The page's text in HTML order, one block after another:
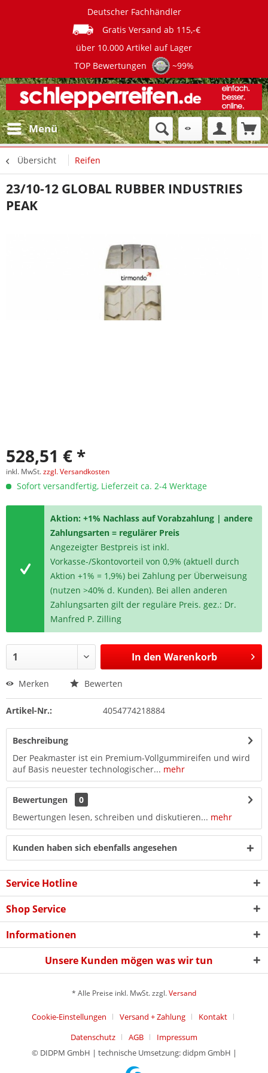
Deutscher Fachhändler
Gratis Versand ab 115,-€
über 10.000 Artikel auf Lager
TOP Bewertungen
~99%
Menü
Übersicht Reifen
23/10-12 GLOBAL RUBBER INDUSTRIES
PEAK
528,51 € *
inkl. MwSt.zzgl. Versandkosten
Sofort versandfertig, Lieferzeit ca. 2-4 Werktage
Aktion: +1% Nachlass auf Vorabzahlung | andere
Zahlungsarten = regulärer Preis
Angezeigter Bestpreis ist inkl.
Vorkasse-/Skontovorteil von 0,9% (aktuell durch
Aktion +1% = 1,9%) bei Zahlung per Überweisung
(nutzen >40% d. Kunden). Bei allen anderen
Zahlungsarten gilt der reguläre Preis. gez.: Dr.
Manfred P. Zilling
In den Warenkorb
Merken Bewerten
Artikel-Nr.: 4054774218884
Beschreibung
Der Peakmaster ist ein Premium-Vollgummireifen und wird
auf Basis neuester technologischer... mehr
Bewertungen
0
Bewertungen lesen, schreiben und diskutieren... mehr
Kunden haben sich ebenfalls angesehen
Service Hotline
Shop Service
Informationen
Unsere Kunden mögen was wir tun
* Alle Preise inkl. MwSt. zzgl.Versand
Cookie-Einstellungen Versand + Zahlung
Kontakt
Datenschutz
AGB
Impressum
© DIDPM GmbH | technische Umsetzung: didpm GmbH |